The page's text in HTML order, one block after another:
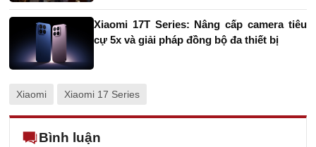
Xiaomi 17T Series: Nâng cấp camera tiêu
cự 5x và giải pháp đồng bộ đa thiết bị
Xiaomi Xiaomi 17 Series
Bình luận